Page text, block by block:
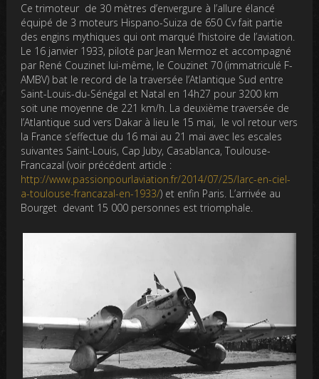
Ce trimoteur de 30 mètres d’envergure à l’allure élancé
équipé de 3 moteurs Hispano-Suiza de 650 Cv fait partie
des engins mythiques qui ont marqué l’histoire de l’aviation.
Le 16 janvier 1933, piloté par Jean Mermoz et accompagné
par René Couzinet lui-même, le Couzinet 70 (immatriculé F-
AMBV) bat le record de la traversée l’Atlantique Sud entre
Saint-Louis-du-Sénégal et Natal en 14h27 pour 3200 km
soit une moyenne de 221 km/h. La deuxième traversée de
l’Atlantique sud vers Dakar à lieu le 15 mai, le vol retour vers
la France s’effectue du 16 mai au 21 mai avec les escales
suivantes Saint-Louis, Cap Juby, Casablanca, Toulouse-
Francazal (voir précédent article :
http://www.passionpourlaviation.fr/2014/07/25/larc-en-ciel-
a-toulouse-francazal-en-1933/) et enfin Paris. L’arrivée au
Bourget devant 15 000 personnes est triomphale.